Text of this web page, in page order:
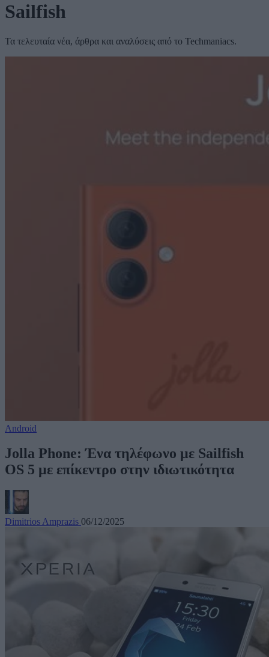
Sailfish
Τα τελευταία νέα, άρθρα και αναλύσεις από το Techmaniacs.
Android
Jolla Phone: Ένα τηλέφωνο με Sailfish
OS 5 με επίκεντρο στην ιδιωτικότητα
Dimitrios Amprazis 06/12/2025